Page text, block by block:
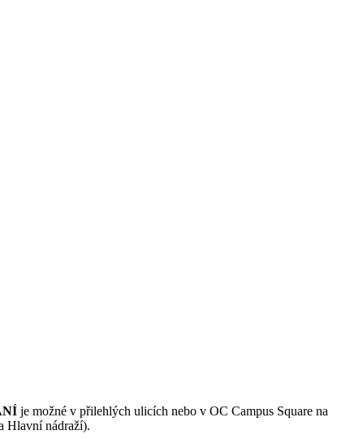
je možné v přilehlých ulicích nebo v OC Campus Square na
Hlavní nádraží).